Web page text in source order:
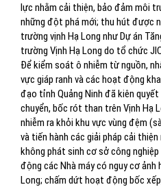
lực nhằm cải thiện, bảo đảm môi
những đột phá mới; thu hút được
trường vịnh Hạ Long như Dự án
trường Vịnh Hạ Long do tổ chức
Để kiểm soát ô nhiễm từ nguồn,
vực giáp ranh và các hoạt động
đạo tỉnh Quảng Ninh đã kiên
chuyển, bốc rót than trên Vịnh Hạ
nhiễm ra khỏi khu vực vùng đệm
và tiến hành các giải pháp cải
không phát sinh cơ sở công
động các Nhà máy có nguy cơ
Long; chấm dứt hoạt động bốc